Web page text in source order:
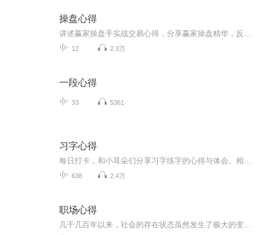
操盘心得
12 2.3万
一段心得
33 5361
习字心得
638 2.4万
职场心得